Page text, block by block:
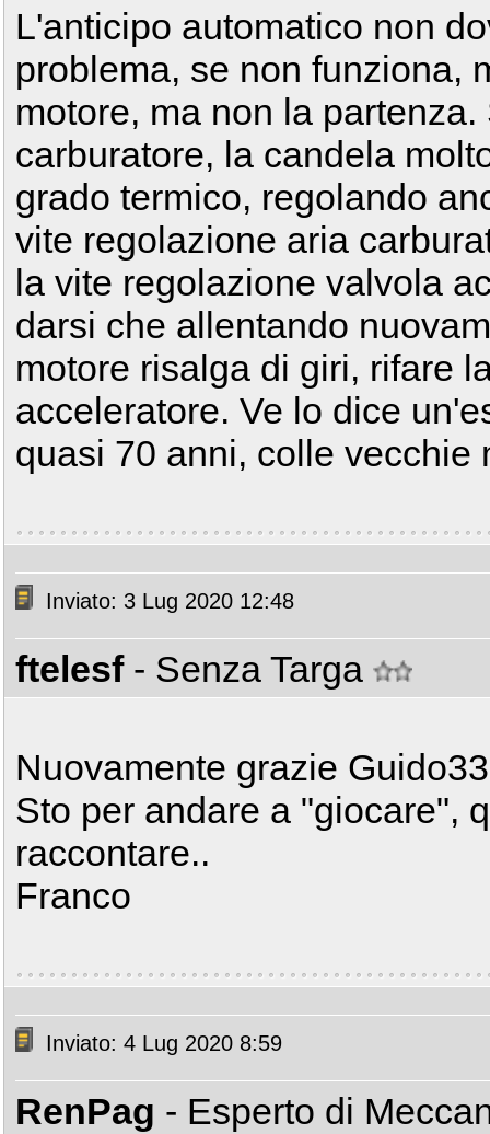
L'anticipo automatico non
problema, se non funziona,
motore, ma non la
carburatore, la candela
grado termico, regolando
vite regolazione aria
la vite regolazione valvola
darsi che allentando
motore risalga di giri, rifare
acceleratore. Ve lo dice
quasi 70 anni, colle vecchie
Inviato: 3 Lug 2020 12:48
ftelesf - Senza Targa
Nuovamente grazie
Sto per andare a "giocare",
raccontare..
Franco
Inviato: 4 Lug 2020 8:59
RenPag - Esperto di